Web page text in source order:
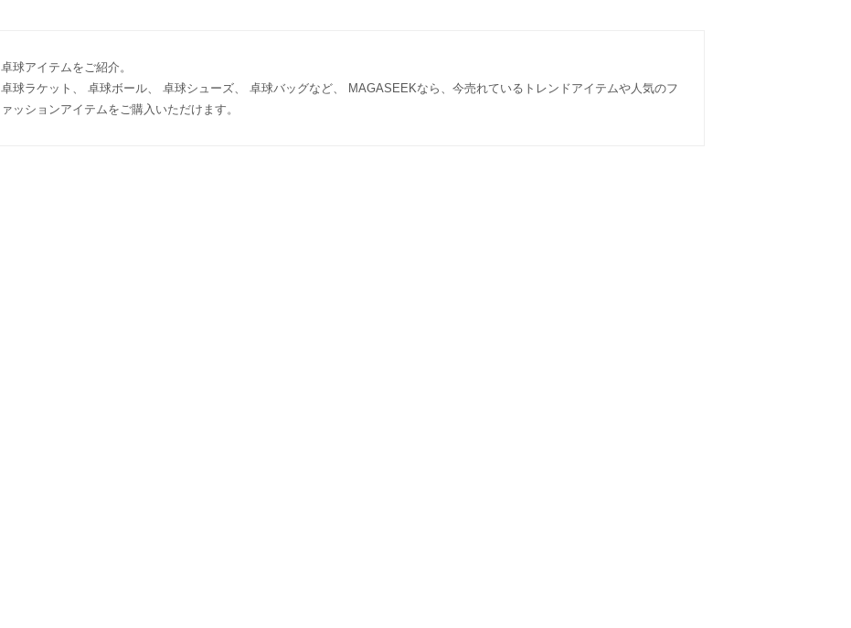
卓球アイテムをご紹介。
卓球ラケット、 卓球ボール、 卓球シューズ、 卓球バッグなど、 MAGASEEKなら、今売れているトレンドアイテムや人気のフ
ァッションアイテムをご購入いただけます。